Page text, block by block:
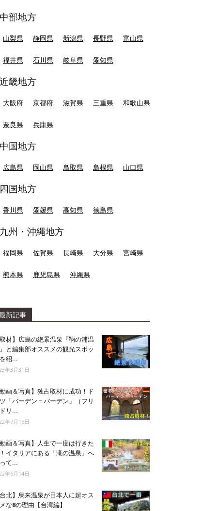
中部地方
山梨県 静岡県 新潟県 長野県 富山県
福井県 石川県 岐阜県 愛知県
近畿地方
大阪府 京都府 滋賀県 三重県 和歌山県
奈良県 兵庫県
中国地方
広島県 岡山県 鳥取県 島根県 山口県
四国地方
香川県 愛媛県 高知県 徳島県
九州・沖縄地方
福岡県 佐賀県 長崎県 大分県 宮崎県
熊本県 鹿児島県 沖縄県
新記事
取材】広島の絶景温泉『鞆の浦温
と編集部オススメの観光スポッ
紹...
年3月31日
動画＆写真】独占取材に成功！ド
「バーデン＝バーデン」（フリ
リ...
年7月15日
動画＆写真】人生で一度は行きた
イタリアにある「滝の温泉」へ
て...
年6月14日
台北】烏来温泉が日本人に超オス
な8の理由【台湾編】